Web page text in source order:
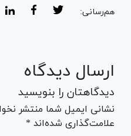
هم‌رسانی:
ارسال دیدگاه
دیدگاهتان را بنویسید
نشانی ایمیل شما منتشر
علامت‌گذاری شده‌اند *